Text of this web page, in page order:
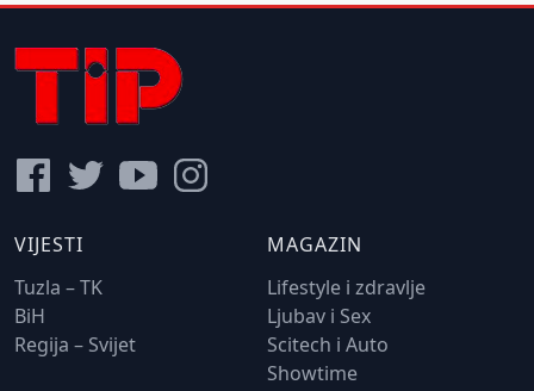
VIJESTI
Tuzla – TK
BiH
Regija – Svijet
MAGAZIN
Lifestyle i zdravlje
Ljubav i Sex
Scitech i Auto
Showtime